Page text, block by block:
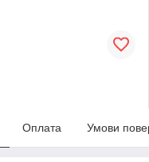
Оплата Умови